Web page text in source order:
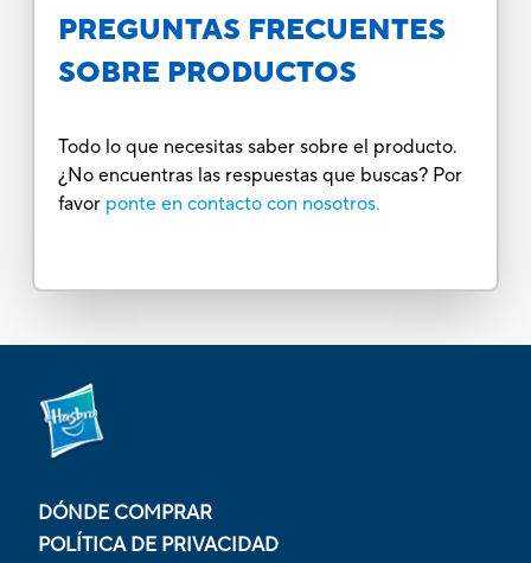
PREGUNTAS FRECUENTES
SOBRE PRODUCTOS
Todo lo que necesitas saber sobre el producto.
¿No encuentras las respuestas que buscas? Por
favor ponte en contacto con nosotros.
DÓNDE COMPRAR
POLÍTICA DE PRIVACIDAD